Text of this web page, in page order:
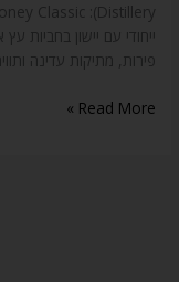
ייחודי עם יישון בחביות
פירות, מתיקות עדינה
Read More »